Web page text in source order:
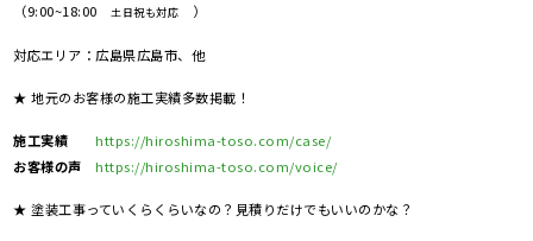
（9:00~18:00 土日祝も対応 ）
対応エリア：広島県広島市、他
★ 地元のお客様の施工実績多数掲載！
施工実績
https://hiroshima-toso.com/case/
お客様の声
https://hiroshima-toso.com/voice/
★ 塗装工事っていくらくらいなの？見積りだけでもいいのかな？